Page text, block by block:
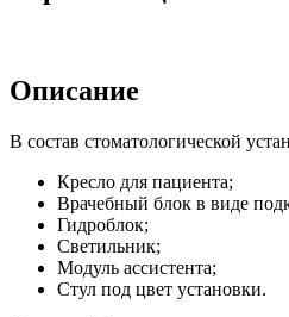
Описание
В состав стоматологической
Кресло для пациента;
Врачебный блок в виде
Гидроблок;
Светильник;
Модуль ассистента;
Стул под цвет установки.